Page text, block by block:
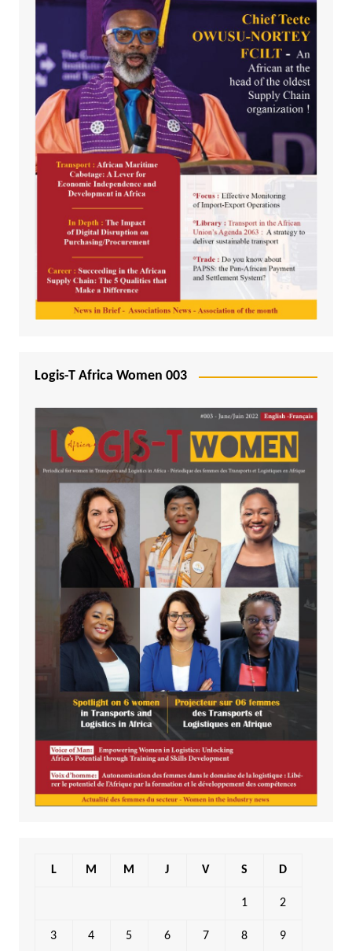
Logis-T Africa Women 003
L M M J V S D
1 2
3 4 5 6 7 8 9